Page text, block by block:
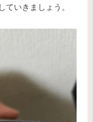
ていきましょう。